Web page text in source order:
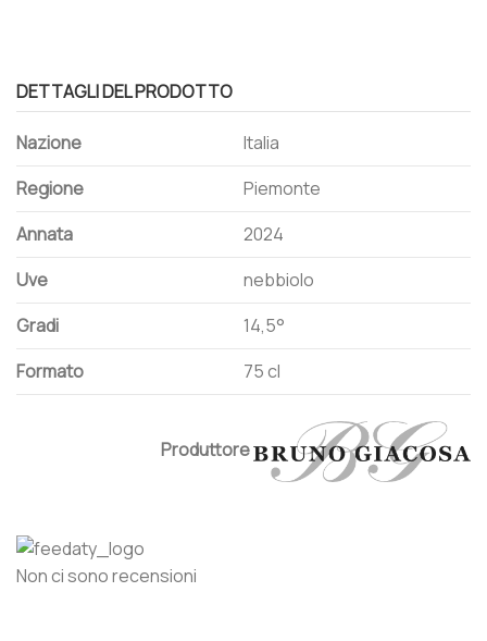
DETTAGLI DEL PRODOTTO
Nazione
Italia
Regione
Piemonte
Annata
2024
Uve
nebbiolo
Gradi
14,5°
Formato
75 cl
Produttore
Non ci sono recensioni